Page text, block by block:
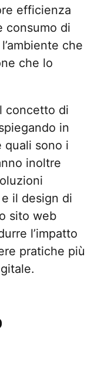
efficienza
consumo di
che
che lo
concetto di
in
quali sono i
inoltre
il design di
sito web
l’impatto
pratiche più